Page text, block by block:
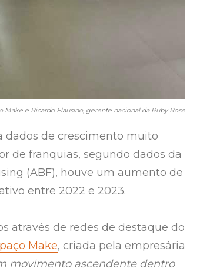
Make e Ricardo Flausino, gerente nacional da Ruby Rose
dados de crescimento muito
de franquias, segundo dados da
(ABF), houve um aumento de
entre 2022 e 2023.
através de redes de destaque do
Make, criada pela empresária
movimento ascendente dentro